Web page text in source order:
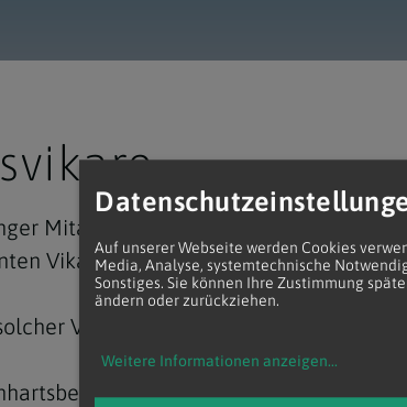
Mitarbeiter des Erzbischofs, der ihn
Vikariates – unterstützt.
Vikariate eingeteilt:
– umfasst das Weinviertel
Auf unserer Webseite werden Cookies
Media, Analyse, systemtechnische
Sonstiges. Sie können Ihre Zustimmung
ändern oder zurückziehen.
Weitere Informationen anzeigen...